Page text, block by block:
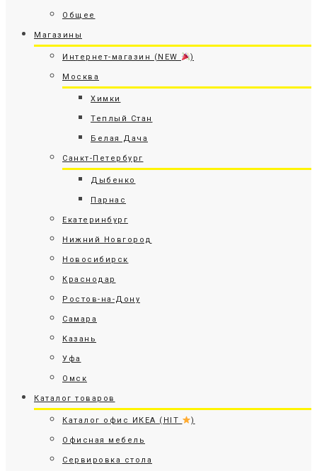
Общее
Магазины
Интернет-магазин (NEW )
Москва
Химки
Теплый Стан
Белая Дача
Санкт-Петербург
Дыбенко
Парнас
Екатеринбург
Нижний Новгород
Новосибирск
Краснодар
Ростов-на-Дону
Самара
Казань
Уфа
Омск
Каталог товаров
Каталог офис ИКЕА (HIT )
Офисная мебель
Сервировка стола